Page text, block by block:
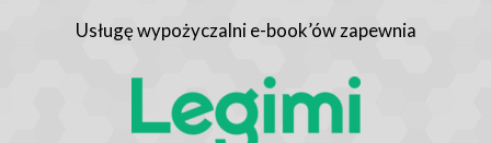
Usługę wypożyczalni e-book’ów zapewnia